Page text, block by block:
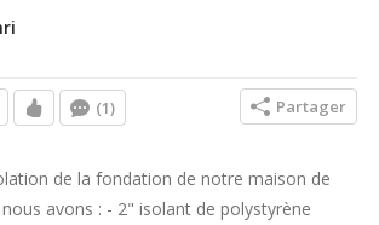
(1) Partager
de la fondation de notre maison de
avons : - 2" isolant de polystyrène